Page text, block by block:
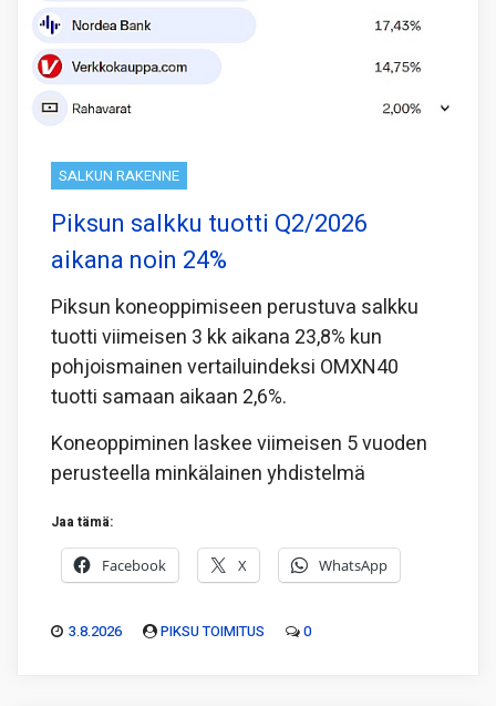
SALKUN RAKENNE
Piksun salkku tuotti Q2/2026
aikana noin 24%
Piksun koneoppimiseen perustuva salkku
tuotti viimeisen 3 kk aikana 23,8% kun
pohjoismainen vertailuindeksi OMXN40
tuotti samaan aikaan 2,6%.
Koneoppiminen laskee viimeisen 5 vuoden
perusteella minkälainen yhdistelmä
Jaa tämä:
Facebook X WhatsApp
3.8.2026 PIKSU TOIMITUS 0